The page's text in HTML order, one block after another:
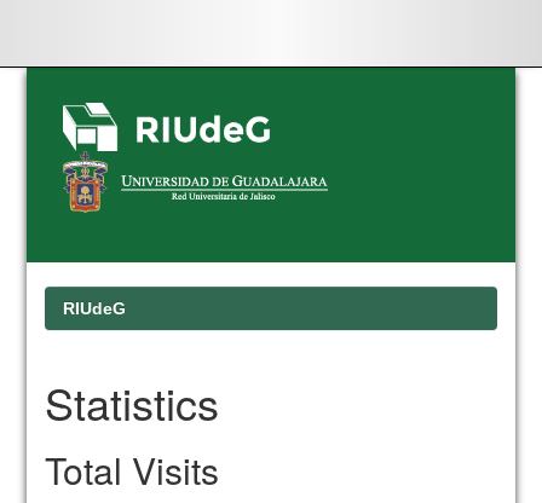
Skip
navigation
RIUdeG
Statistics
Total Visits